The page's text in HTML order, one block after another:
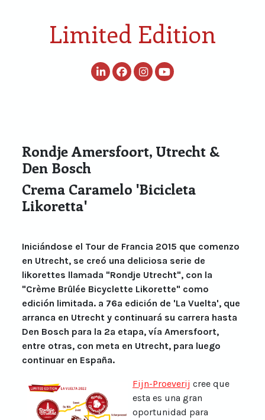
Limited Edition
Rondje Amersfoort, Utrecht &
Den Bosch
Crema Caramelo 'Bicicleta
Likoretta'
Iniciándose el Tour de Francia 2015 que comenzo
en Utrecht, se creó una deliciosa serie de
likorettes llamada "Rondje Utrecht", con la
"Crème Brûlée Bicyclette Likorette" como
edición limitada. a 76ª edición de 'La Vuelta', que
arranca en Utrecht y continuará su carrera hasta
Den Bosch para la 2ª etapa, vía Amersfoort,
entre otras, con meta en Utrecht, para luego
continuar en España.
Fijn-Proeverij cree que
esta es una gran
oportunidad para